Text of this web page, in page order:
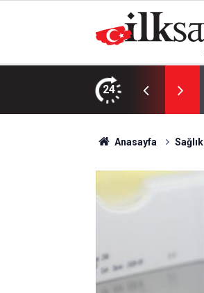
24
Cansız bedeni bulundu
Anasayfa Sağlık